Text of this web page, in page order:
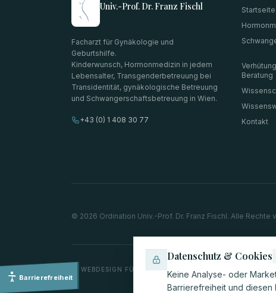
Univ.-Prof. Dr. Franz Fischl
Facharzt für Gynäkologie und
Geburtshilfe.
Kinderwunsch, Hormonmedizin in jedem
Lebensalter, Transgenderbetreuung bei
Transidentität, gynäkologische Betreuung
und Schwangerschaftsbetreuung in Wien.
+43 (0) 1 408 30 77
Startseite
Beratung
Kontakt
© 2026 Ordination Univ.-Prof. Dr. Franz Fischl. Alle Rechte
WEBDESIGN FÜR ÄRZTE
Datenschutz & Cookies
Keine Analyse- oder
Barrierefreiheit und diesen
Barrierefreiheit